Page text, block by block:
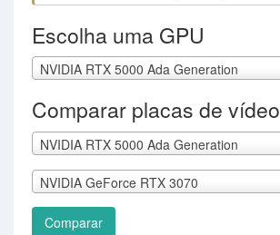
Escolha uma GPU
NVIDIA RTX 5000 Ada Generation
Comparar placas de vídeo
NVIDIA RTX 5000 Ada Generation
NVIDIA GeForce RTX 3070
Comparar